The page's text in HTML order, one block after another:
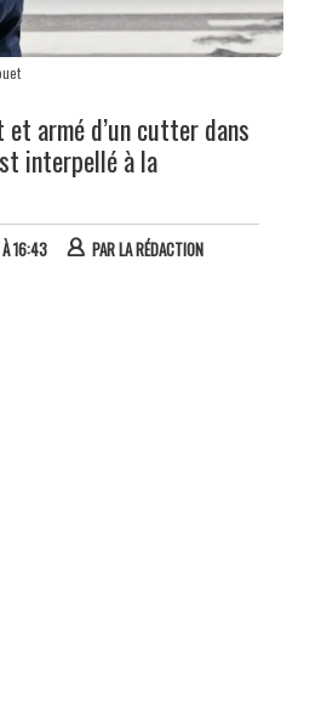
et armé d’un cutter dans
interpellé à la
16:43 PARLA RÉDACTION